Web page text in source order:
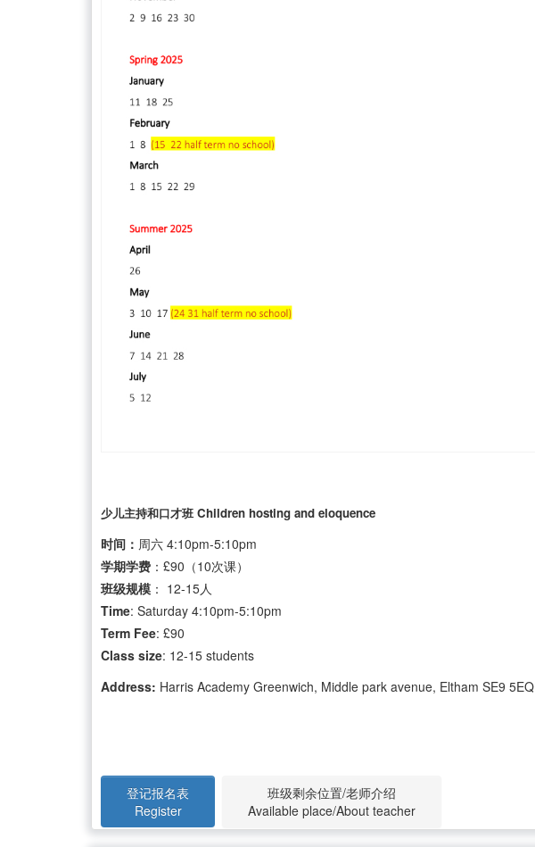
少儿主持和口才班 Children hosting and eloquence
时间： 周六 4:10pm-5:10pm
学期学费 ：£90（10次课）
班级规模 ： 12-15人
Time: Saturday 4:10pm-5:10pm
Term Fee: £90
Class size: 12-15 students
Address: Harris Academy Greenwich, Middle park avenue, Eltham SE9 5EQ
登记报名表
Register
班级剩余位置/老师介绍
Available place/About teacher